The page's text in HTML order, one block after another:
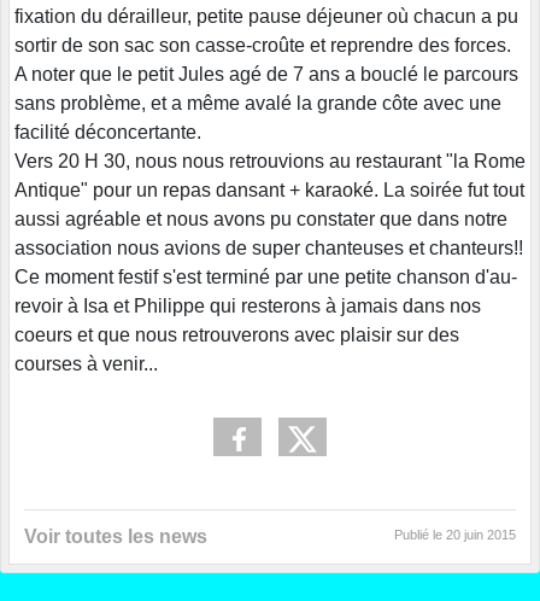
fixation du dérailleur, petite pause déjeuner où chacun a pu
sortir de son sac son casse-croûte et reprendre des forces.
A noter que le petit Jules agé de 7 ans a bouclé le parcours
sans problème, et a même avalé la grande côte avec une
facilité déconcertante.
Vers 20 H 30, nous nous retrouvions au restaurant "la Rome
Antique" pour un repas dansant + karaoké. La soirée fut tout
aussi agréable et nous avons pu constater que dans notre
association nous avions de super chanteuses et chanteurs!!
Ce moment festif s'est terminé par une petite chanson d'au-
revoir à Isa et Philippe qui resterons à jamais dans nos
coeurs et que nous retrouverons avec plaisir sur des
courses à venir...
Voir toutes les news Publié le 20 juin 2015